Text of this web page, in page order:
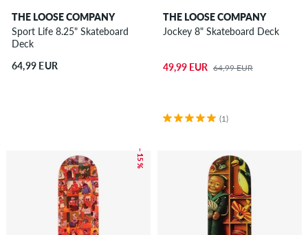
THE LOOSE COMPANY
Sport Life 8.25" Skateboard
Deck
64,99 EUR
THE LOOSE COMPANY
Jockey 8" Skateboard Deck
49,99 EUR 64,99 EUR
(1)
– 15 %